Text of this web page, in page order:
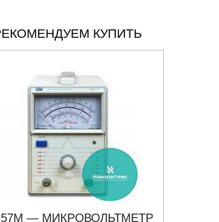
КУПИТЬ
57М — МИКРОВОЛЬТМЕТР